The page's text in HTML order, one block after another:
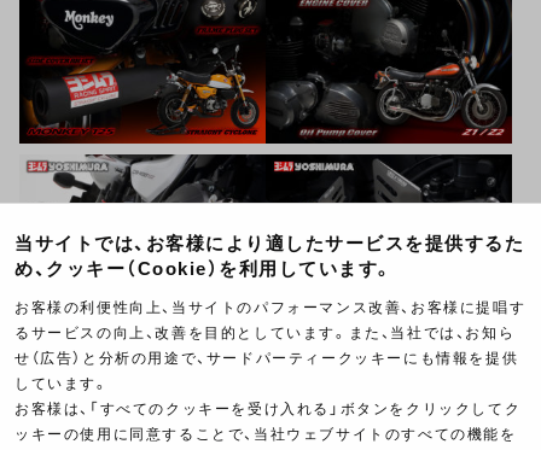
当サイトでは、お客様により適したサービスを提供するた
め、クッキー（Cookie）を利用しています。
お客様の利便性向上、当サイトのパフォーマンス改善、お客様に提唱す
るサービスの向上、改善を目的としています。また、当社では、お知ら
せ（広告）と分析の用途で、サードパーティークッキーにも情報を提供
しています。
お客様は、「すべてのクッキーを受け入れる」ボタンをクリックしてク
ッキーの使用に同意することで、当社ウェブサイトのすべての機能を